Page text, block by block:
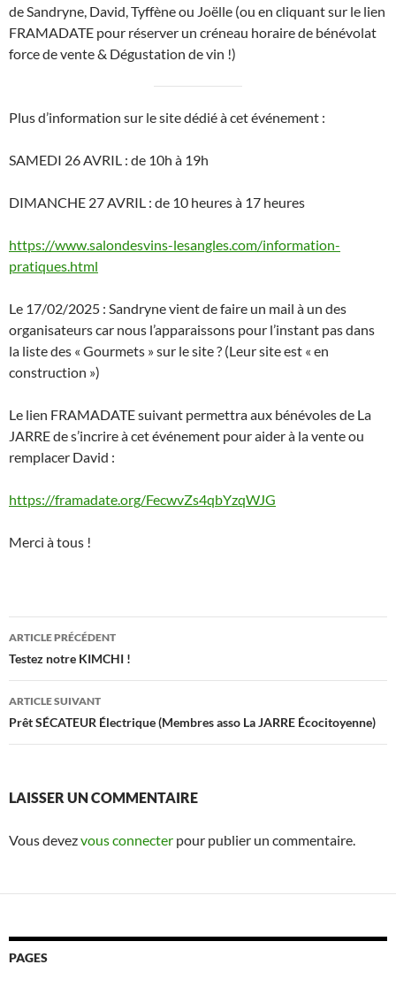
de Sandryne, David, Tyffène ou Joëlle (ou en cliquant sur le lien
FRAMADATE pour réserver un créneau horaire de bénévolat
force de vente & Dégustation de vin !)
Plus d’information sur le site dédié à cet événement :
SAMEDI 26 AVRIL : de 10h à 19h
DIMANCHE 27 AVRIL : de 10 heures à 17 heures
https://www.salondesvins-lesangles.com/information-
pratiques.html
Le 17/02/2025 : Sandryne vient de faire un mail à un des
organisateurs car nous l’apparaissons pour l’instant pas dans
la liste des « Gourmets » sur le site ? (Leur site est « en
construction »)
Le lien FRAMADATE suivant permettra aux bénévoles de La
JARRE de s’incrire à cet événement pour aider à la vente ou
remplacer David :
https://framadate.org/FecwvZs4qbYzqWJG
Merci à tous !
Navigation
des
articles
ARTICLE PRÉCÉDENT
Testez notre KIMCHI !
ARTICLE SUIVANT
Prêt SÉCATEUR Électrique (Membres asso La JARRE Écocitoyenne)
LAISSER UN COMMENTAIRE
Vous devezvous connecter pour publier un commentaire.
PAGES